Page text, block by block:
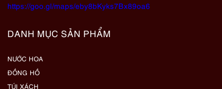
https://goo.gl/maps/eby8bKyks7Bx89oa6
DANH MỤC SẢN PHẨM
NƯỚC HOA
ĐỒNG HỒ
TÚI XÁCH